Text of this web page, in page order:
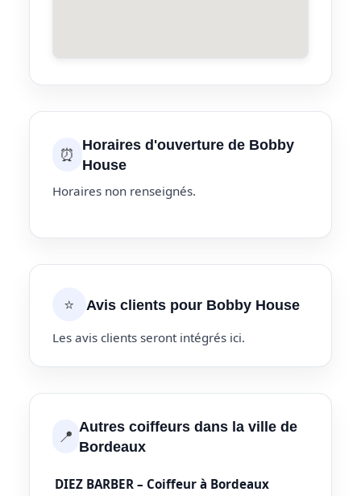
⏰
Horaires d'ouverture de Bobby
House
Horaires non renseignés.
⭐ Avis clients pour Bobby House
Les avis clients seront intégrés ici.
📍 Autres coiffeurs dans la ville de
Bordeaux
DIEZ BARBER – Coiffeur à Bordeaux